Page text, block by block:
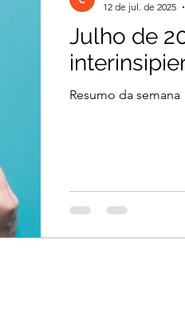
Julho de
Resumo da semana
12 de jul. de 2025